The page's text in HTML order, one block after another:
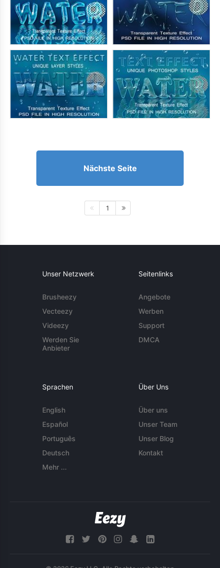
Nächste Seite
1
Unser Netzwerk
Brusheezy
Vecteezy
Videezy
Werden Sie
Anbieter
Seitenlinks
Angebote
Werben
Support
DMCA
Sprachen
English
Español
Português
Deutsch
Mehr ...
Über Uns
Über uns
Unser Team
Unser Blog
Kontakt